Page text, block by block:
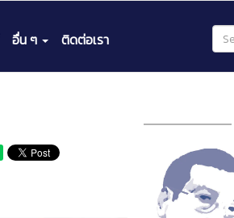
อื่น ๆ ติดต่อเรา